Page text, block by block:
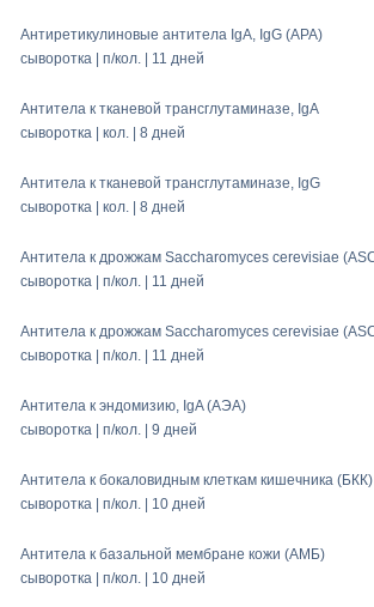
Антиретикулиновые антитела IgA, IgG (APA)
сыворотка | п/кол. | 11 дней
Антитела к тканевой трансглутаминазе, IgA
сыворотка | кол. | 8 дней
Антитела к тканевой трансглутаминазе, IgG
сыворотка | кол. | 8 дней
Антитела к дрожжам Sacchаromyces cerevisiae
сыворотка | п/кол. | 11 дней
Антитела к дрожжам Sacchаromyces cerevisiae
сыворотка | п/кол. | 11 дней
Антитела к эндомизию, IgA (AЭA)
сыворотка | п/кол. | 9 дней
Антитела к бокаловидным клеткам кишечника (БКК)
сыворотка | п/кол. | 10 дней
Антитела к базальной мембране кожи (АМБ)
сыворотка | п/кол. | 10 дней